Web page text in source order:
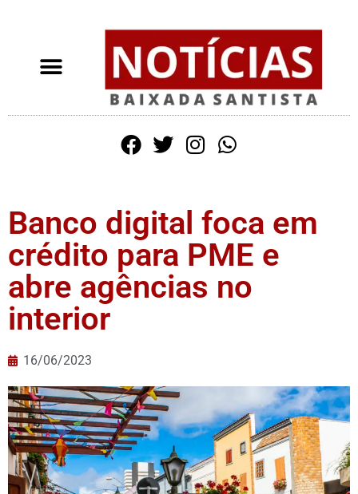
Banco digital foca em
crédito para PME e
abre agências no
interior
16/06/2023